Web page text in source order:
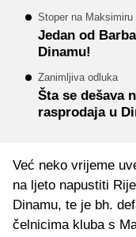
Stoper na Maksimiru
Jedan od
Dinamu!
Zanimljiva odluka
Šta se dešava
rasprodaja u
Već neko vrijeme
na ljeto napustiti
Dinamu, te je bh.
čelnicima kluba s